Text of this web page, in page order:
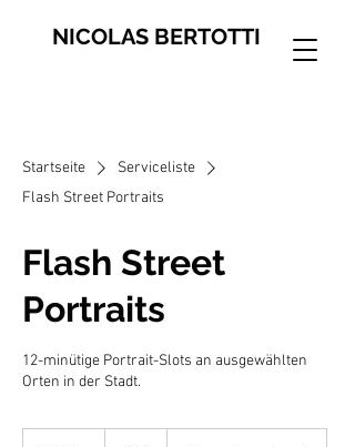
NICOLAS BERTOTTI
Startseite
Serviceliste
Flash Street Portraits
Flash Street
Portraits
12-minütige Portrait-Slots an ausgewählten
Orten in der Stadt.